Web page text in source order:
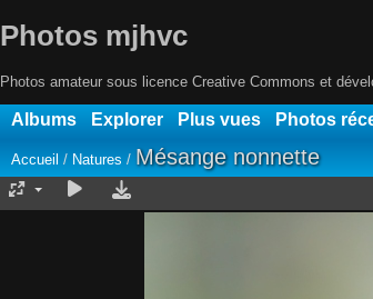
Photos mjhvc
Photos amateur sous licence Creative Commons et
Albums Explorer Plus vues Photos
Accueil / Natures / Mésange nonnette